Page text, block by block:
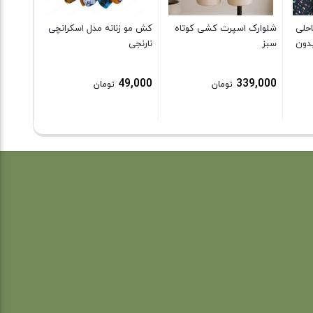
شلوارک اسپرت کشی کوتاه
سبز
339,000 تومان
کش مو زنانه مدل اسکرانچی
نارنجی
49,000 تومان